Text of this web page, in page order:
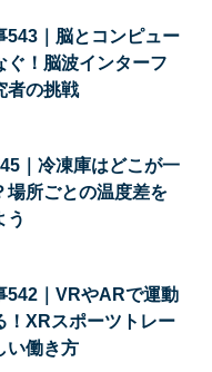
543｜脳とコンピュー
ぐ！脳波インターフ
者の挑戦
｜冷凍庫はどこが一
場所ごとの温度差を
う
542｜VRやARで運動
！XRスポーツトレー
い働き方